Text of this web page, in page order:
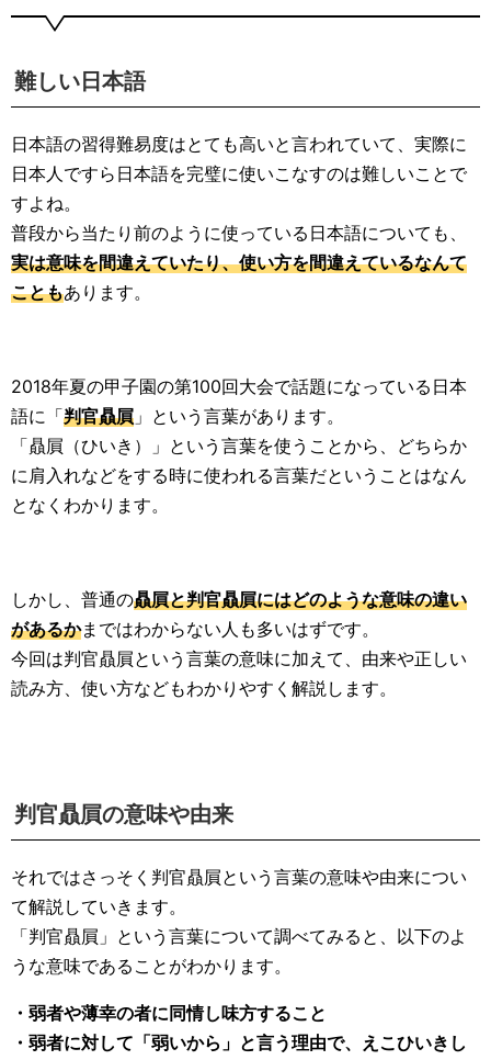
難しい日本語
日本語の習得難易度はとても高いと言われていて、実際に
日本人ですら日本語を完璧に使いこなすのは難しいことで
すよね。
普段から当たり前のように使っている日本語についても、
実は意味を間違えていたり、使い方を間違えているなんて
こともあります。
2018年夏の甲子園の第100回大会で話題になっている日本
語に「判官贔屓 」という言葉があります。
「贔屓（ひいき）」という言葉を使うことから、どちらか
に肩入れなどをする時に使われる言葉だということはなん
となくわかります。
しかし、普通の贔屓と判官贔屓にはどのような意味の違い
があるかまではわからない人も多いはずです。
今回は判官贔屓という言葉の意味に加えて、由来や正しい
読み方、使い方などもわかりやすく解説します。
判官贔屓の意味や由来
それではさっそく判官贔屓という言葉の意味や由来につい
て解説していきます。
「判官贔屓」という言葉について調べてみると、以下のよ
うな意味であることがわかります。
・弱者や薄幸の者に同情し味方すること
・弱者に対して「弱いから」と言う理由で、えこひいきし